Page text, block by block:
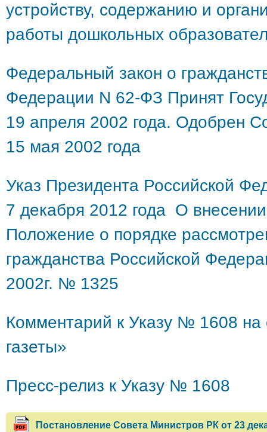
устройству, содержанию и
работы дошкольных
Федеральный закон о
Федерации N 62-ФЗ Принят
19 апреля 2002 года. Одобрен
15 мая 2002 года
Указ Президента Российской
7 декабря 2012 года О
Положение о порядке
гражданства Российской
2002г. № 1325
Комментарий к Указу № 1608 на
газеты»
Пресс-релиз к Указу № 1608
Постановление Совета Министров РК от 23